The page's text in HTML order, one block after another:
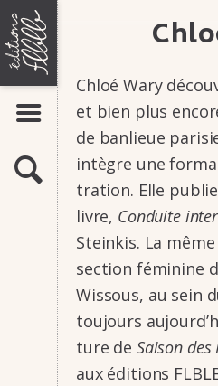
ÉDITIONS
FLBLB
MAISON
D'ÉDITION
BANDE
DESSINÉE,
ROMAN-
PHOTO,
FLIP-
BOOK
RECHERCHE
AFFICHER LE MENU
LIVRES
Bandes dessinées
Romans-photos
Flipbooks
AUTEURS
ACTUALITÉS
ATELIERS
INFOS &
Présentation
Contacts
Stages
Manuscrits
Chloé Wary
et bien plus
de banlieue
intègre une
tra­­tion. Elle
livre, Conduite
Stein­­kis. La
section fémi­­nine
Wissous, au sein
toujours
ture de Saison des
aux éditions